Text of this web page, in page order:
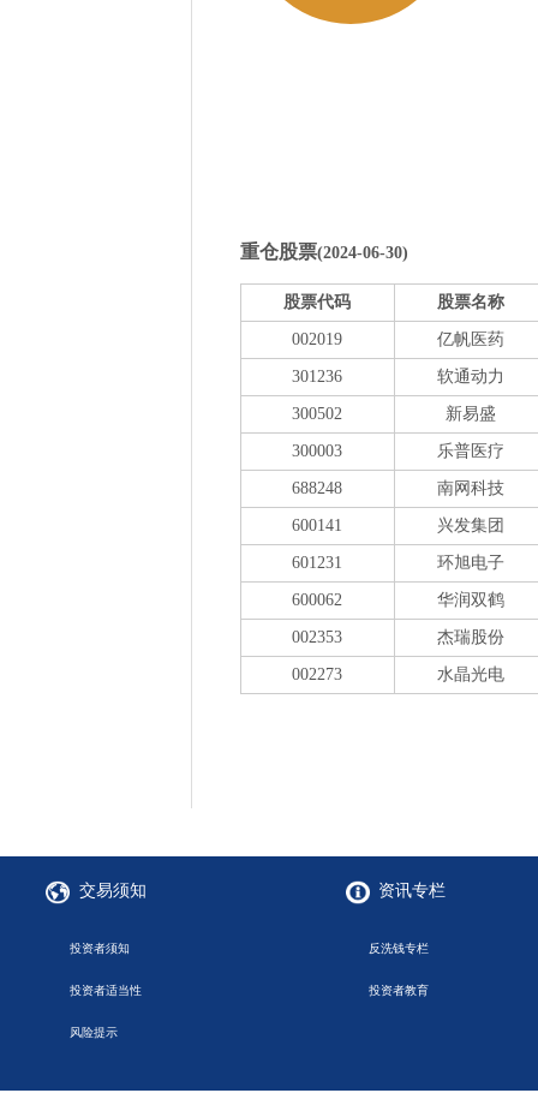
重仓股票(2024-06-30)
股票代码 股票名称
002019 亿帆医药
301236 软通动力
300502 新易盛
300003 乐普医疗
688248 南网科技
600141 兴发集团
601231 环旭电子
600062 华润双鹤
002353 杰瑞股份
002273 水晶光电
交易须知
投资者须知
投资者适当性
风险提示
资讯专栏
反洗钱专栏
投资者教育